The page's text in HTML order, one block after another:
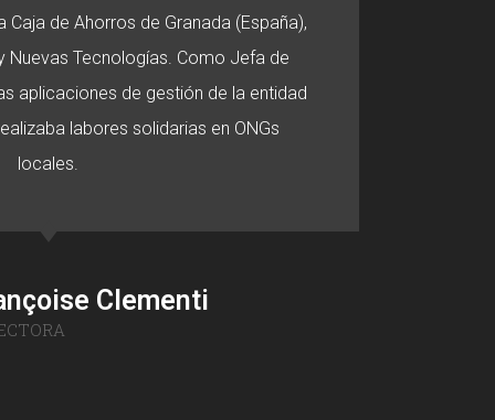
de Ahorros de Granada (España),
Nuevas Tecnologías. Como Jefa de
aplicaciones de gestión de la entidad
labores solidarias en ONGs
locales.
Clementi